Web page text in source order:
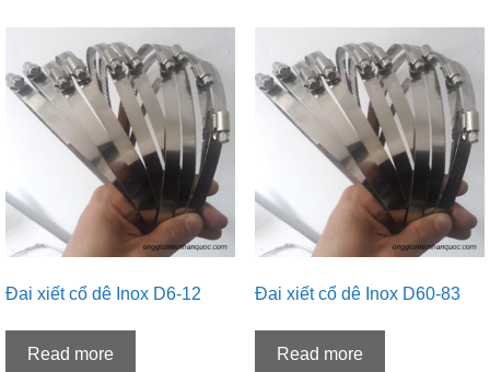
Đai xiết cổ dê Inox D6-12
Read more
Đai xiết cổ dê Inox D60-83
Read more